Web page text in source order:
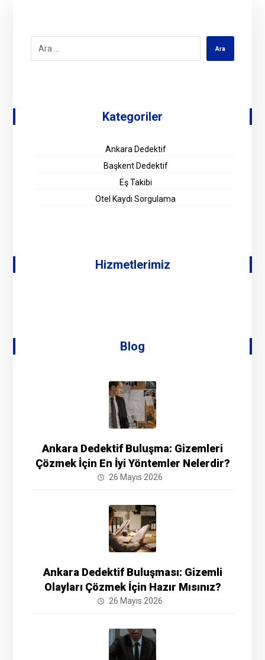
Kategoriler
Ankara Dedektif
Başkent Dedektif
Eş Takibi
Otel Kaydı Sorgulama
Hizmetlerimiz
Blog
Ankara Dedektif Buluşma: Gizemleri
Çözmek İçin En İyi Yöntemler Nelerdir?
26 Mayıs 2026
Ankara Dedektif Buluşması: Gizemli
Olayları Çözmek İçin Hazır Mısınız?
26 Mayıs 2026